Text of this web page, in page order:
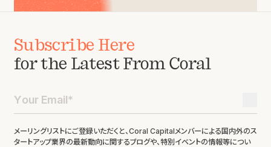
Subscribe Here
for the Latest From Coral
メーリングリストにご登録いただくと、Coral Capitalメンバーによる国内外のス
タートアップ業界の最新動向に関するブログや、特別イベントの情報等につい